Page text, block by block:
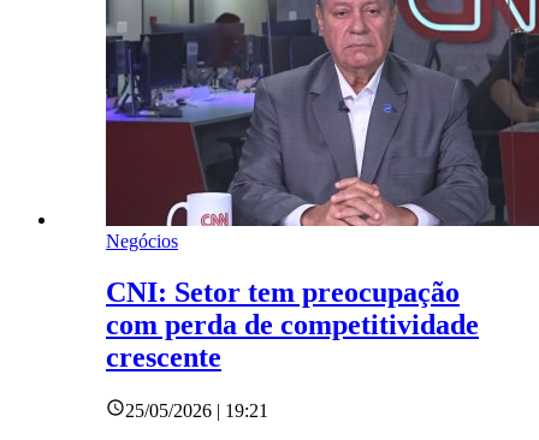
Negócios
CNI: Setor tem preocupação
com perda de competitividade
crescente
25/05/2026 | 19:21